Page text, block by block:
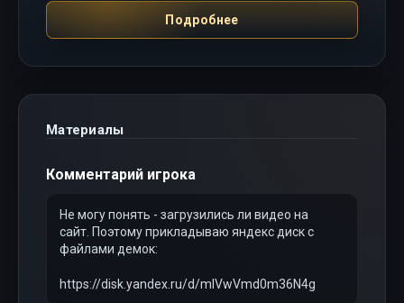
Подробнее
Материалы
Комментарий игрока
Не могу понять - загрузились ли видео на
сайт. Поэтому прикладываю яндекс диск с
файлами демок:
https://disk.yandex.ru/d/mlVwVmd0m36N4g